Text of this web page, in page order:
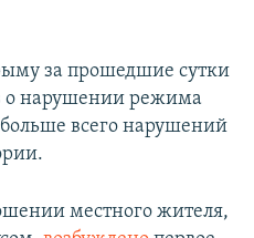
за прошедшие сутки
о нарушении режима
всего нарушений
местного жителя,